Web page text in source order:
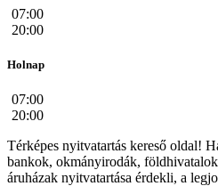
07:00
20:00
Holnap
07:00
20:00
Térképes nyitvatartás kereső oldal!
bankok, okmányirodák,
áruházak nyitvatartása érdekli, a